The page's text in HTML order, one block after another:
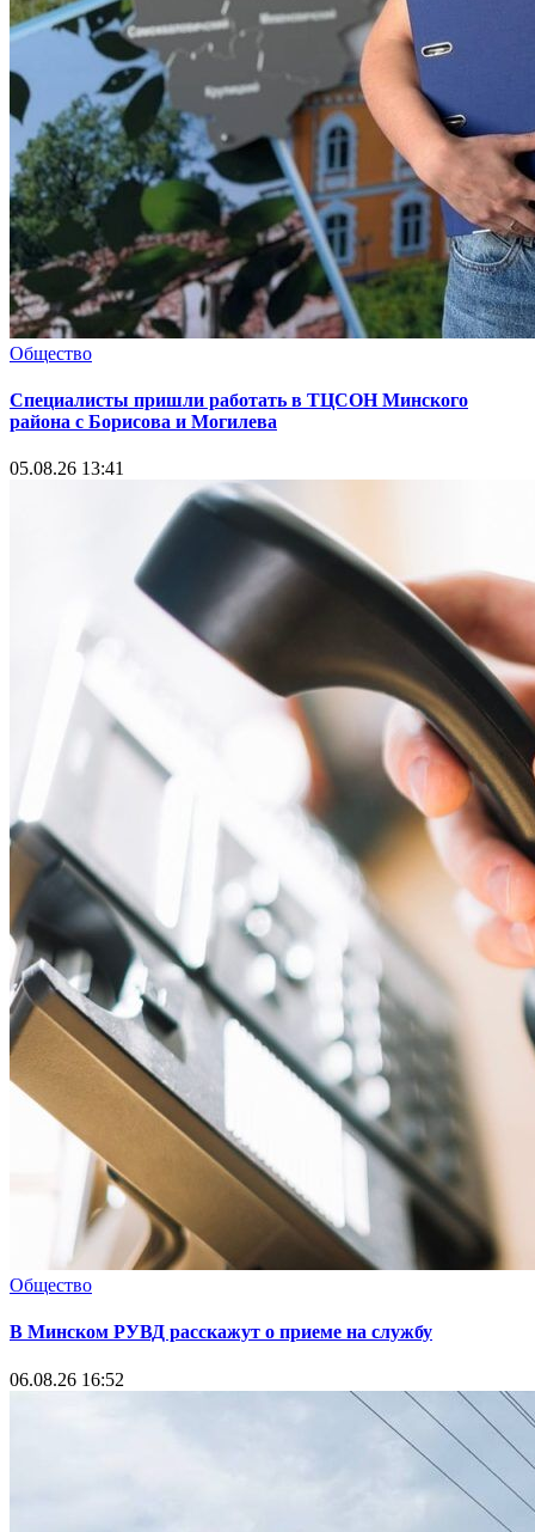
Общество
Специалисты пришли работать в ТЦСОН Минского
района с Борисова и Могилева
05.08.26 13:41
Общество
В Минском РУВД расскажут о приеме на службу
06.08.26 16:52